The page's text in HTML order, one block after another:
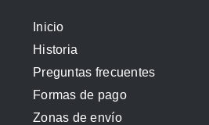
Inicio
Historia
Preguntas frecuentes
Formas de pago
Zonas de envío